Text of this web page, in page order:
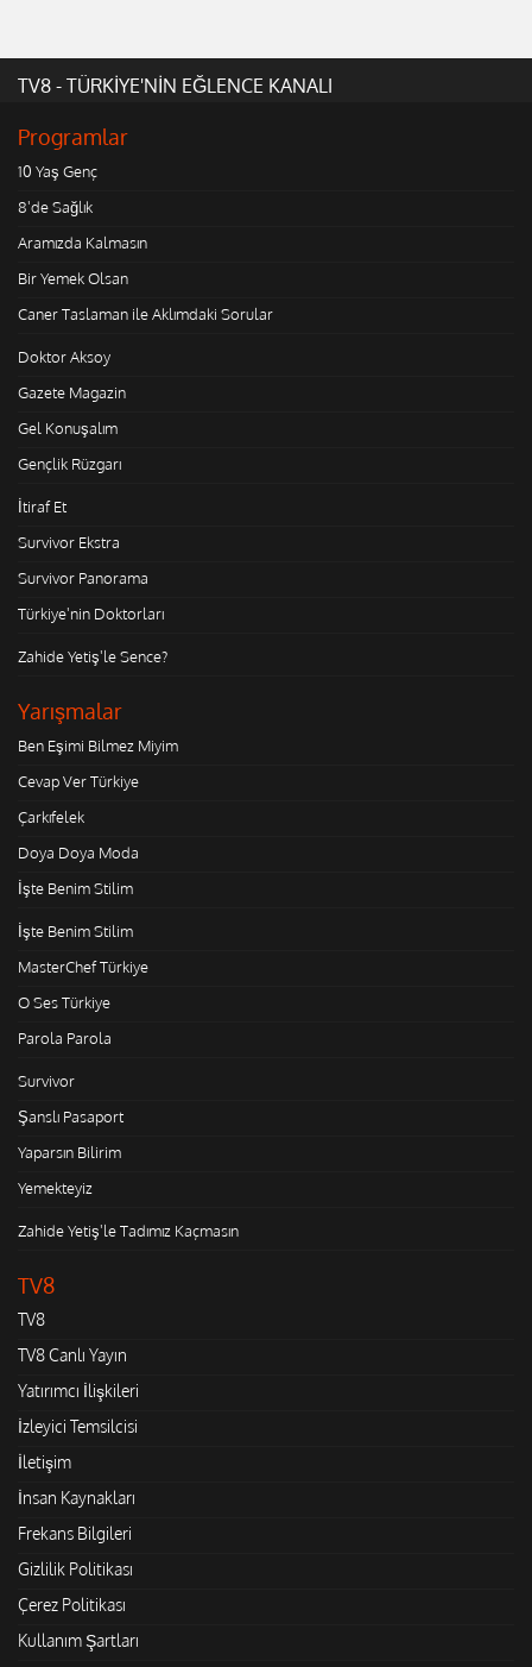
TV8 - TÜRKİYE'NİN EĞLENCE KANALI
Programlar
10 Yaş Genç
8'de Sağlık
Aramızda Kalmasın
Bir Yemek Olsan
Caner Taslaman ile Aklımdaki Sorular
Doktor Aksoy
Gazete Magazin
Gel Konuşalım
Gençlik Rüzgarı
İtiraf Et
Survivor Ekstra
Survivor Panorama
Türkiye'nin Doktorları
Zahide Yetiş'le Sence?
Yarışmalar
Ben Eşimi Bilmez Miyim
Cevap Ver Türkiye
Çarkıfelek
Doya Doya Moda
İşte Benim Stilim
İşte Benim Stilim
MasterChef Türkiye
O Ses Türkiye
Parola Parola
Survivor
Şanslı Pasaport
Yaparsın Bilirim
Yemekteyiz
Zahide Yetiş'le Tadımız Kaçmasın
TV8
TV8
TV8 Canlı Yayın
Yatırımcı İlişkileri
İzleyici Temsilcisi
İletişim
İnsan Kaynakları
Frekans Bilgileri
Gizlilik Politikası
Çerez Politikası
Kullanım Şartları